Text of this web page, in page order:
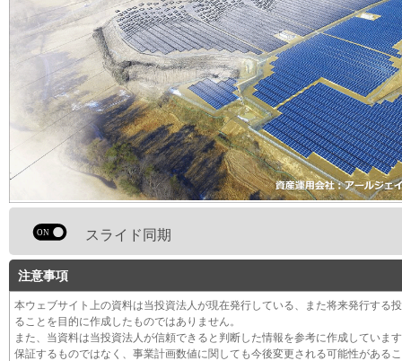
スライド同期
注意事項
本ウェブサイト上の資料は当投資法人が現在発行している、また将来発行する
ることを目的に作成したものではありません。
また、当資料は当投資法人が信頼できると判断した情報を参考に作成していま
保証するものではなく、事業計画数値に関しても今後変更される可能性がある